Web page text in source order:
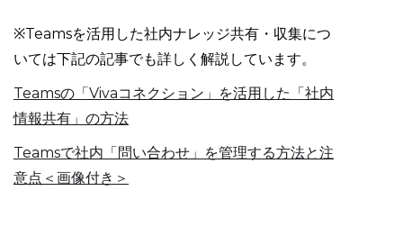
※Teamsを活用した社内ナレッジ共有・収集につ
いては下記の記事でも詳しく解説しています。
Teamsの「Vivaコネクション」を活用した「社内
情報共有」の方法
Teamsで社内「問い合わせ」を管理する方法と注
意点＜画像付き＞